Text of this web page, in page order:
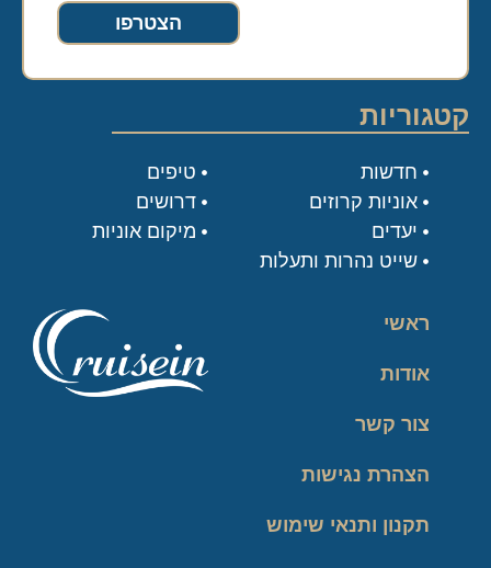
הצטרפו
ראשי
אודות
צור קשר
הצהרת נגישות
תקנון ותנאי שימוש
קטגוריות
טיפים
דרושים
מיקום אוניות
חדשות
אוניות קרוזים
יעדים
שייט נהרות ותעלות